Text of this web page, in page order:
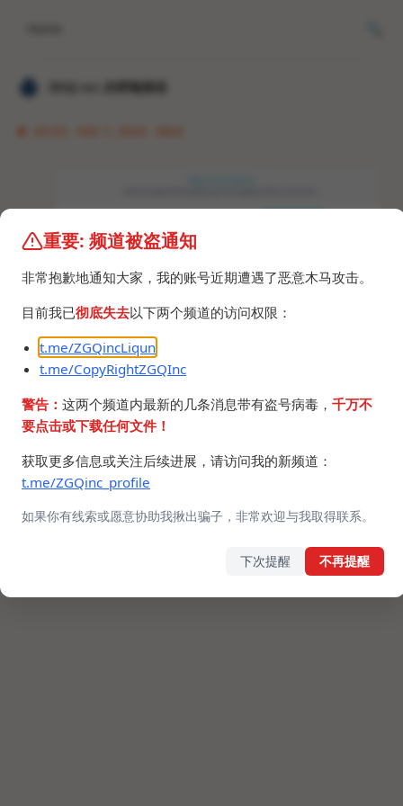
𝐙𝐆𝐐 ɪɴᴄ.的唠嗑频道
akf1cv/every_domain_is_now_down/
freenom寄了。
但是WARP+和我的本地IP还能正常解析。
本地IP解析不了了。
重要: 频道被盗通知
非常抱歉地通知大家，我的账号近期遭遇了恶意木马攻击。
目前我已彻底失去以下两个频道的访问权限：
t.me/ZGQincLiqun
t.me/CopyRightZGQInc
警告： 这两个频道内最新的几条消息带有盗号病毒， 千万不
要点击或下载任何文件！
获取更多信息或关注后续进展，请访问我的新频道：
t.me/ZGQinc_profile
如果你有线索或愿意协助我揪出骗子，非常欢迎与我取得联系。
下次提醒 不再提醒